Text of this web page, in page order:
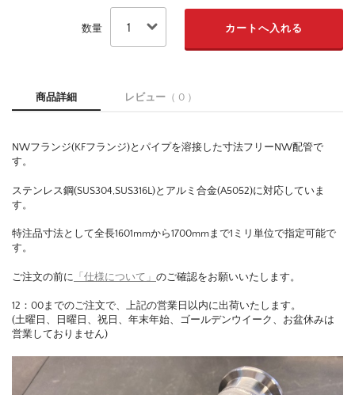
数量
商品詳細 レビュー （ 0 ）
NWフランジ(KFフランジ)とパイプを溶接した寸法フリーNW配管で
す。
ステンレス鋼(SUS304,SUS316L)とアルミ合金(A5052)に対応していま
す。
特注品寸法として全長1601mmから1700mmまで1ミリ単位で指定可能で
す。
ご注文の前に 「仕様について」 のご確認をお願いいたします。
12：00までのご注文で、上記の営業日以内に出荷いたします。
(土曜日、日曜日、祝日、年末年始、ゴールデンウイーク、お盆休みは
営業しておりません)